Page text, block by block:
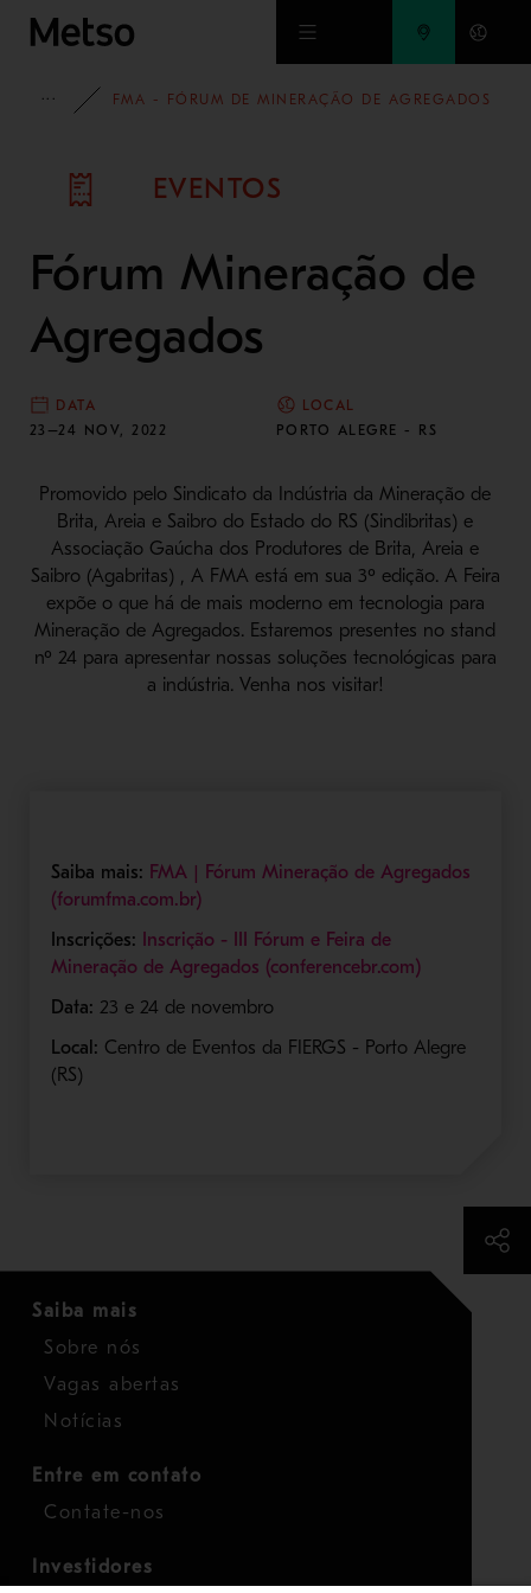
Ir para o conteúdo principal
EVENTOS
FMA - FÓRUM DE MINERAÇÃO DE AGREGADOS
Fórum Mineração de
Agregados
EVENTOS
DATA
23–24 NOV, 2022
LOCAL
PORTO ALEGRE - RS
Promovido pelo Sindicato da Indústria da Mineração de
Brita, Areia e Saibro do Estado do RS (Sindibritas) e
Associação Gaúcha dos Produtores de Brita, Areia e
Saibro (Agabritas) , A FMA está em sua 3º edição. A Feira
expõe o que há de mais moderno em tecnologia para
Mineração de Agregados. Estaremos presentes no stand
nº 24 para apresentar nossas soluções tecnológicas para
a indústria. Venha nos visitar!
Saiba mais: FMA | Fórum Mineração de Agregados
(forumfma.com.br)
Inscrições:
Inscrição - III Fórum e Feira de
Mineração de Agregados (conferencebr.com)
Data: 23 e 24 de novembro
Local: Centro de Eventos da FIERGS - Porto Alegre
(RS)
Saiba mais
Sobre nós
Vagas abertas
Notícias
Entre em contato
Contate-nos
Investidores